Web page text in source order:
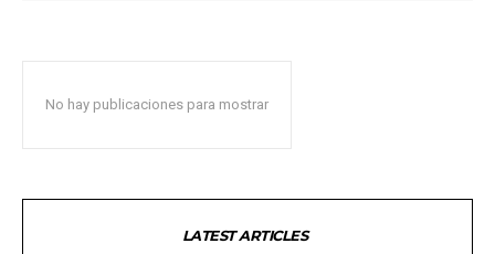
No hay publicaciones para mostrar
LATEST ARTICLES